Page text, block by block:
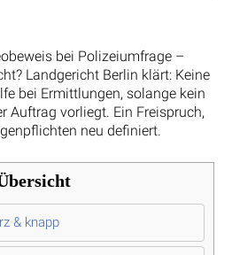
bei Polizeiumfrage –
Landgericht Berlin klärt: Keine
bei Ermittlungen, solange kein
Auftrag vorliegt. Ein Freispruch,
neu definiert.
& knapp